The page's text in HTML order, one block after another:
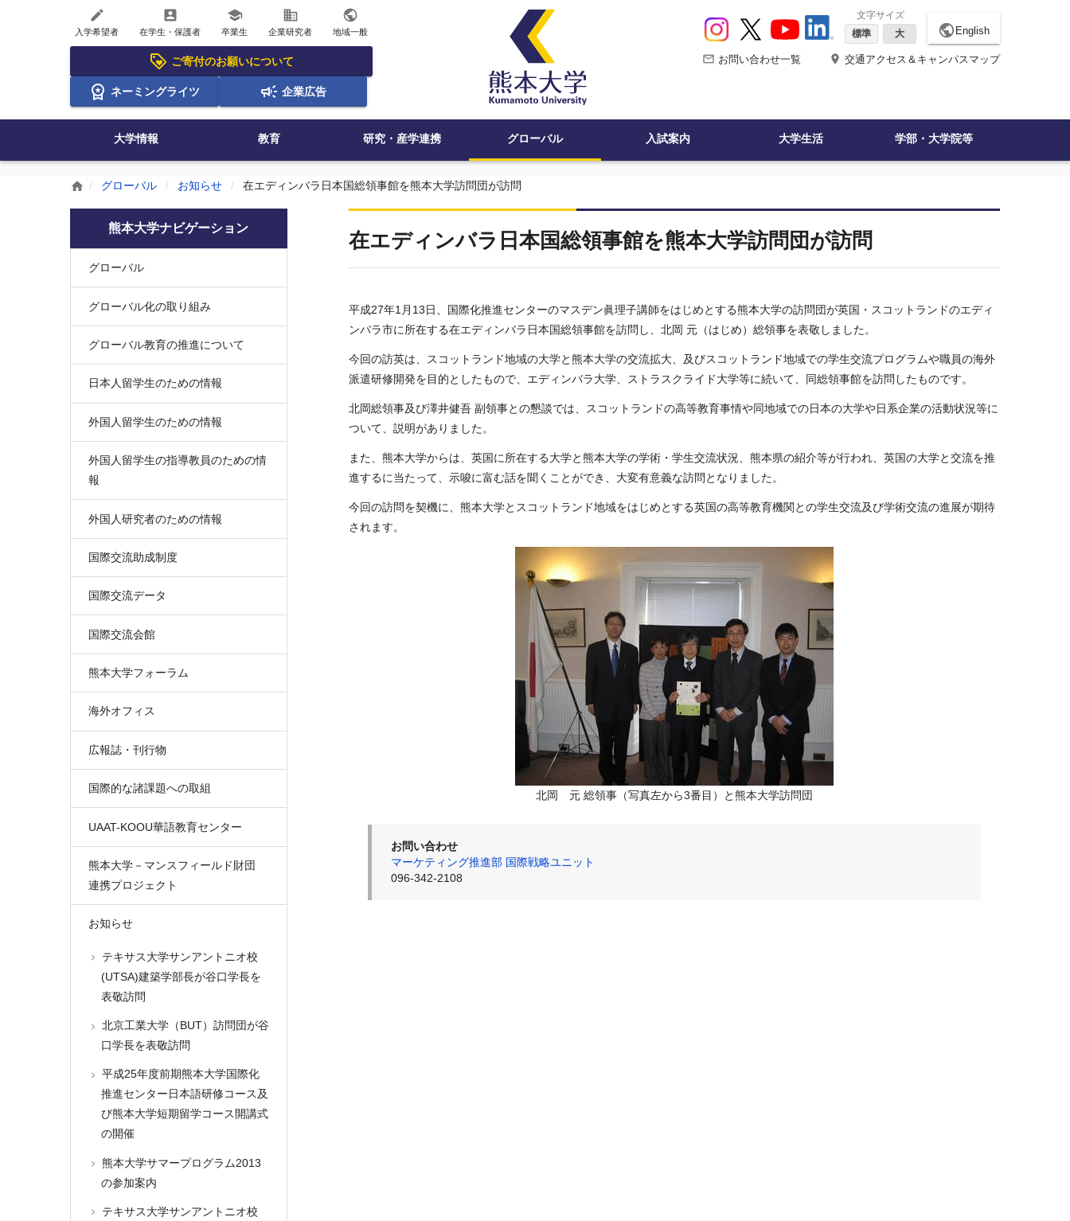
create
入学希望者
account_box
在学生・保護者
school
卒業生
business
企業研究者
public
地域一般
ご寄付のお願いについて
ネーミングライツ 企業広告
文字サイズ
標準
大 public English
mail_outline お問い合わせ一覧 place 交通アクセス＆キャンパスマップ
大学情報 教育 研究・産学連携 グローバル 入試案内 大学生活 学部・大学院等
home グローバル お知らせ 在エディンバラ日本国総領事館を熊本大学訪問団が訪問
在エディンバラ日本国総領事館を熊本大学訪問団が訪問
平成27年1月13日、国際化推進センターのマスデン眞理子講師をはじめとする熊本大学の訪問団が英国・スコットランドのエディ
ンバラ市に所在する在エディンバラ日本国総領事館を訪問し、北岡 元（はじめ）総領事を表敬しました。
今回の訪英は、スコットランド地域の大学と熊本大学の交流拡大、及びスコットランド地域での学生交流プログラムや職員の海外
派遣研修開発を目的としたもので、エディンバラ大学、ストラスクライド大学等に続いて、同総領事館を訪問したものです。
北岡総領事及び澤井健吾 副領事との懇談では、スコットランドの高等教育事情や同地域での日本の大学や日系企業の活動状況等に
ついて、説明がありました。
また、熊本大学からは、英国に所在する大学と熊本大学の学術・学生交流状況、熊本県の紹介等が行われ、英国の大学と交流を推
進するに当たって、示唆に富む話を聞くことができ、大変有意義な訪問となりました。
今回の訪問を契機に、熊本大学とスコットランド地域をはじめとする英国の高等教育機関との学生交流及び学術交流の進展が期待
されます。
北岡 元 総領事（写真左から3番目）と熊本大学訪問団
お問い合わせ
マーケティング推進部 国際戦略ユニット
096-342-2108
熊本大学ナビゲーション
グローバル
グローバル化の取り組み
グローバル教育の推進について
日本人留学生のための情報
外国人留学生のための情報
外国人留学生の指導教員のための情
報
外国人研究者のための情報
国際交流助成制度
国際交流データ
国際交流会館
熊本大学フォーラム
海外オフィス
広報誌・刊行物
国際的な諸課題への取組
UAAT-KOOU華語教育センター
熊本大学－マンスフィールド財団
連携プロジェクト
お知らせ
テキサス大学サンアントニオ校
(UTSA)建築学部長が谷口学長を
表敬訪問
北京工業大学（BUT）訪問団が谷
口学長を表敬訪問
平成25年度前期熊本大学国際化
推進センター日本語研修コース及
び熊本大学短期留学コース開講式
の開催
熊本大学サマープログラム2013
の参加案内
テキサス大学サンアントニオ校